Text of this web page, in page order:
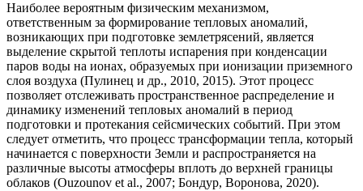
Наиболее вероятным физическим механизмом,
ответственным за формирование тепловых аномалий,
возникающих при подготовке землетрясений, является
выделение скрытой теплоты испарения при конденсации
паров воды на ионах, образуемых при ионизации приземного
слоя воздуха (Пулинец и др., 2010, 2015). Этот процесс
позволяет отслеживать пространственное распределение и
динамику изменений тепловых аномалий в период
подготовки и протекания сейсмических событий. При этом
следует отметить, что процесс трансформации тепла, который
начинается с поверхности Земли и распространяется на
различные высоты атмосферы вплоть до верхней границы
облаков (Ouzounov et al., 2007; Бондур, Воронова, 2020).